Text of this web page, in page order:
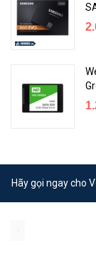
Hãy gọi ngay cho